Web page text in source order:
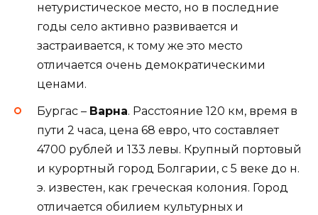
нетуристическое место, но в последние
годы село активно развивается и
застраивается, к тому же это место
отличается очень демократическими
ценами.
Бургас – Варна. Расстояние 120 км, время в
пути 2 часа, цена 68 евро, что составляет
4700 рублей и 133 левы. Крупный портовый
и курортный город Болгарии, с 5 веке до н.
э. известен, как греческая колония. Город
отличается обилием культурных и